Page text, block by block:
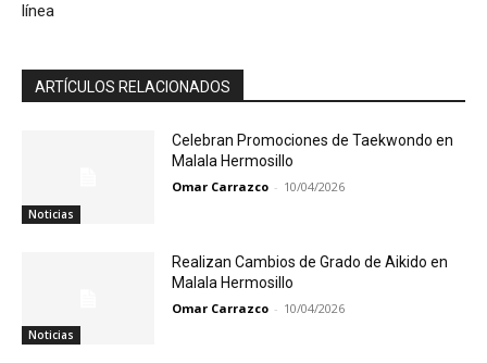
línea
ARTÍCULOS RELACIONADOS
Noticias
Celebran Promociones de Taekwondo en
Malala Hermosillo
Omar Carrazco - 10/04/2026
Noticias
Realizan Cambios de Grado de Aikido en
Malala Hermosillo
Omar Carrazco - 10/04/2026